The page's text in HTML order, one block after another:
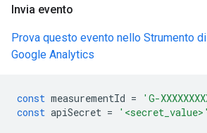
Invia evento
Prova questo evento nello Strumento
Google Analytics
const measurementId = 'G-
const apiSecret = '<secret_value>'